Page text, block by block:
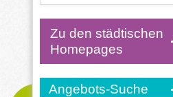
Zu den städtischen
Homepages
Angebots-Suche